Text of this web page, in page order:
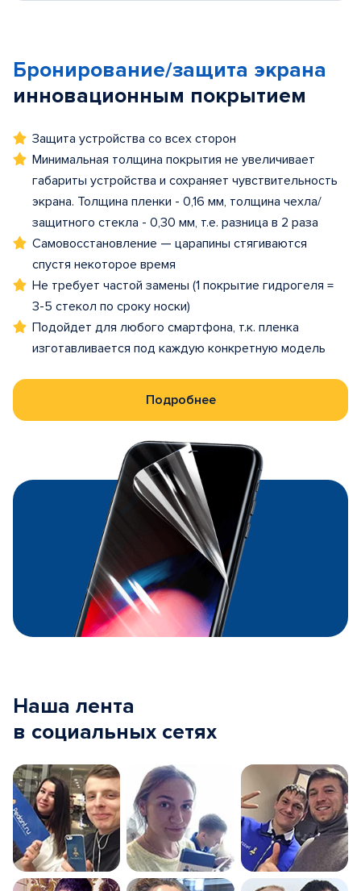
Бронирование/защита экрана
инновационным покрытием
Защита устройства со всех сторон
Минимальная толщина покрытия не увеличивает
габариты устройства и сохраняет чувствительность
экрана. Толщина пленки - 0,16 мм, толщина чехла/
защитного стекла - 0,30 мм, т.е. разница в 2 раза
Самовосстановление — царапины стягиваются
спустя некоторое время
Не требует частой замены (1 покрытие гидрогеля =
3-5 стекол по сроку носки)
Подойдет для любого смартфона, т.к. пленка
изготавливается под каждую конкретную модель
Подробнее
Наша лента
в социальных сетях